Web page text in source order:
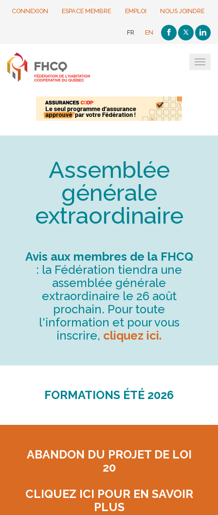
CONNEXION ESPACE MEMBRE EMPLOI NOUS JOINDRE
FR EN
Assemblée
générale
extraordinaire
Avis aux membres de la FHCQ
: la Fédération tiendra une
assemblée générale
extraordinaire le 26 août
prochain. Pour toute
l'information et pour vous
inscrire, cliquez ici.
FORMATIONS ÉTÉ 2026
ABANDON DU PROJET DE LOI
20
CLIQUEZ ICI POUR EN SAVOIR
PLUS